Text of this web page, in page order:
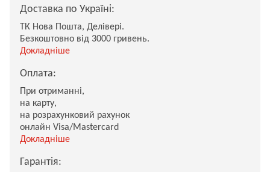
Доставка по Україні:
ТК Нова Пошта, Делівері.
Безкоштовно від 3000 гривень.
Докладніше
Оплата:
При отриманні,
на карту,
на розрахунковий рахунок
онлайн Visa/Mastercard
Докладніше
Гарантія: